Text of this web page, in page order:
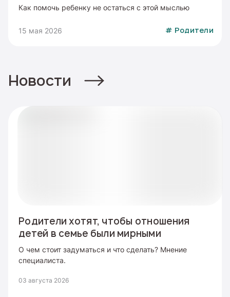
Как помочь ребенку не остаться с этой мыслью
15 мая 2026 # Родители
Новости
Родители хотят, чтобы отношения
детей в семье были мирными
О чем стоит задуматься и что сделать? Мнение
специалиста.
03 августа 2026